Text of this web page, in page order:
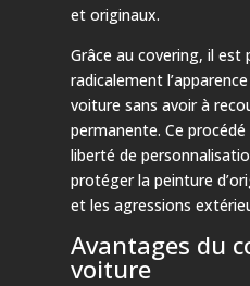
et originaux.
Grâce au covering, il est
radicalement
voiture sans avoir à
permanente. Ce
liberté de
protéger la peinture
et les agressions
Avantages du
voiture